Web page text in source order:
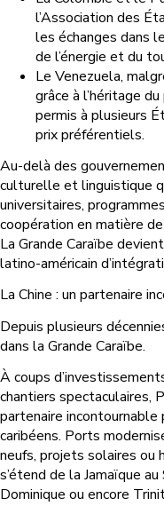
l’Association des
les échanges dans
de l’énergie et du
Le Venezuela,
grâce à l’héritage
permis à plusieurs
prix préférentiels.
Au-delà des
culturelle et linguistique
universitaires,
coopération en matière
La Grande Caraïbe
latino-américain
La Chine : un partenaire
Depuis plusieurs
dans la Grande Caraïbe.
À coups
chantiers spectaculaires,
partenaire
caribéens. Ports
neufs, projets solaires ou
s’étend de la Jamaïque
Dominique ou encore